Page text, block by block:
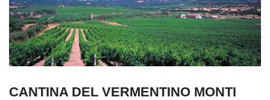
CANTINA DEL VERMENTINO MONTI